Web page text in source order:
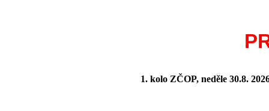
1. kolo ZČOP, neděle 30.8.